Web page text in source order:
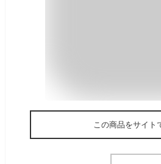
この商品をサイト